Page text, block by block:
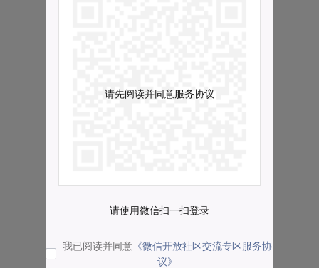
请先阅读并同意服务协议
请使用微信扫一扫登录
我已阅读并同意 《微信开放社区交流专区服务协
议》